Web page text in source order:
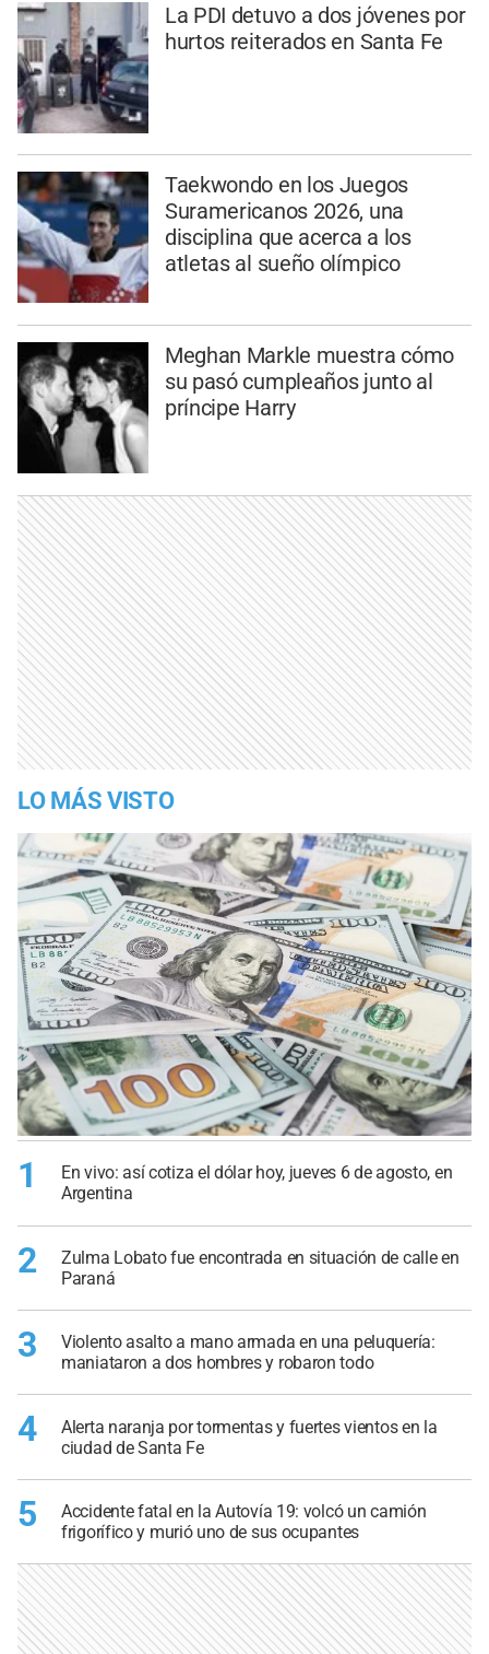
La PDI detuvo a dos jóvenes por
hurtos reiterados en Santa Fe
Taekwondo en los Juegos
Suramericanos 2026, una
disciplina que acerca a los
atletas al sueño olímpico
Meghan Markle muestra cómo
su pasó cumpleaños junto al
príncipe Harry
LO MÁS VISTO
1
En vivo: así cotiza el dólar hoy, jueves 6 de agosto, en
Argentina
2
Zulma Lobato fue encontrada en situación de calle en
Paraná
3
Violento asalto a mano armada en una peluquería:
maniataron a dos hombres y robaron todo
4
Alerta naranja por tormentas y fuertes vientos en la
ciudad de Santa Fe
5
Accidente fatal en la Autovía 19: volcó un camión
frigorífico y murió uno de sus ocupantes